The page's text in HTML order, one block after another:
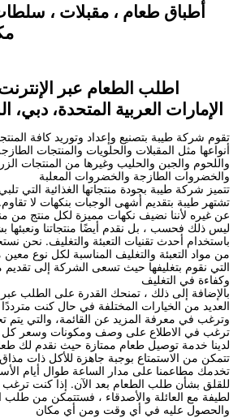
أطباق طعام ، مقبلات ،
اطلب الطعام عبر
الإمارات العربية المتحدة، دبي،
تقوم شركة طيبة بتصنيع وإعداد وتوريد كافة
أنواعها مثل المقبلات والحلويات والمنتجات
واللحوم والجبن والحليب وغيرها من المنتجات
والخضروات الطازجة والخضروات المعلبة
تتميز شركة طيبة بجودة منتجاتها الغذائية التي
تشتهر طيبة بتقديم أشهى الوجبات بنكهات لا
عن غيره لأننا نضيف نكهات مميزة لكل منتج من
ليس ذلك فحسب ، بل نقدم أيضًا منتجاتنا
باستخدام أحدث تقنيات التعبئة والتغليف. نحن
من مواد التعبئة والتغليف المناسبة لكل نوع معين
التي نقوم بتغليفها حيث تسعى الشركة إلى تقديم
وكفاءة في التغليف
بالإضافة إلى ذلك ، تمنحك القدرة على الطلب عبر
العديد من الخيارات المختلفة في حال كنت
وترغب في معرفة المزيد عن القائمة، والتي يتم
ترغب في الاطلاع على وصف ومكونات وسعر كل
لدينا خدمة توصيل طعام ممتازة حيث نقدم لك
تتمكن من الاستمتاع بوجبة جاهزة للأكل ذات
تخدمك مطاعمنا على مدار الساعة طوال أيام
للقلق بشأن طلب الطعام بعد الآن. إذا كنت
لطيفة مع العائلة والأصدقاء ، فستتمكن من طلب
والحصول عليه في أي وقت ومن أي مكان